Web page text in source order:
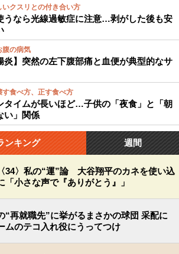
いクスリとの付き合い方
うなら光線過敏症に注意…剥がした後も安
腹の病気
炎】突然の左下腹部痛と血便が典型的なサ
す食べ方、正す食べ方
タイムが長いほど…子供の「夜食」と「朝
い」関係
ンキング 週間
34〉私の“運”論 大谷翔平のカネを使い込
「小さな声で『ありがとう』」
“再就職先”に挙がるまさかの球団 采配に
ムのテコ入れ役にうってつけ